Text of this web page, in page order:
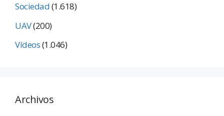
Sociedad(1.618)
UAV(200)
Vídeos(1.046)
Archivos